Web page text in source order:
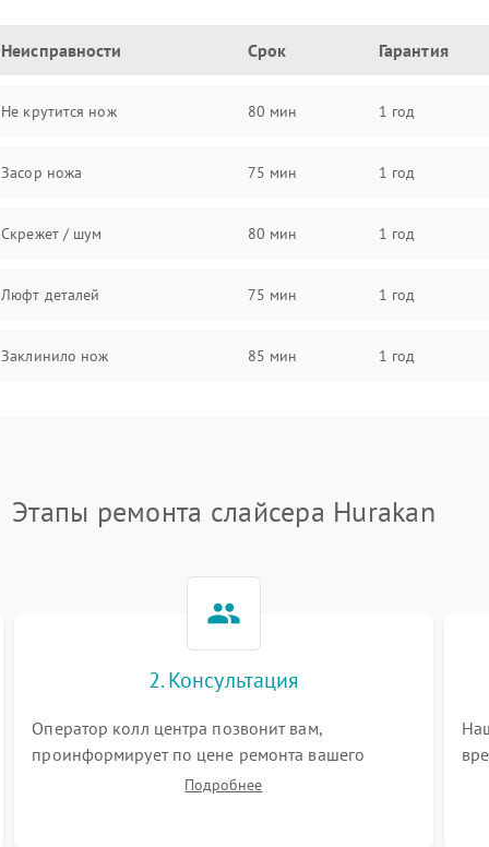
Неисправности Срок Гарантия
Не крутится нож 80 мин 1 год
Засор ножа 75 мин 1 год
Скрежет / шум 80 мин 1 год
Люфт деталей 75 мин 1 год
Заклинило нож 85 мин 1 год
Этапы ремонта слайсера Hurakan
2. Консультация
Оператор колл центра позвонит вам,
проинформирует по цене ремонта вашего
слайсера а также ответит на все ваши вопросы.
Подробнее